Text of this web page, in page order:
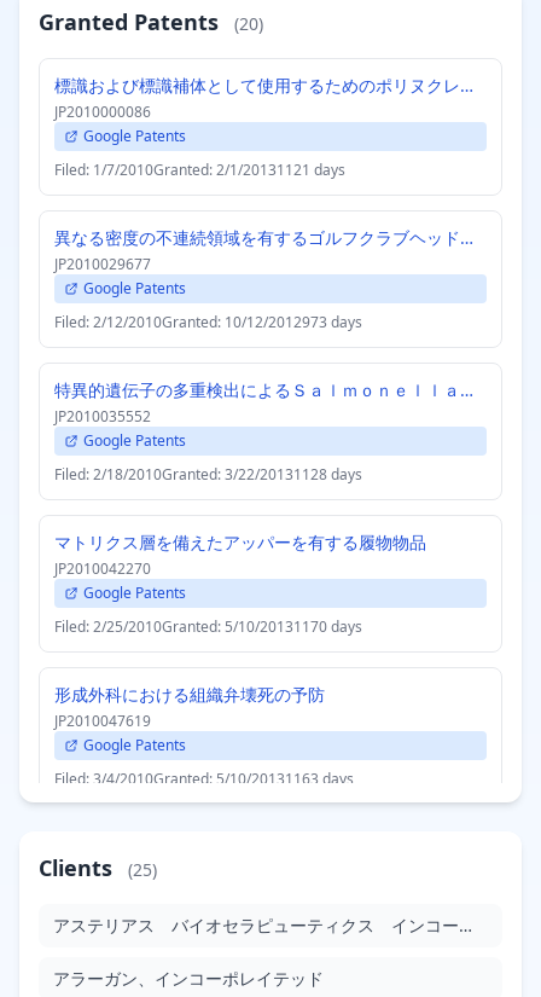
Granted Patents (20)
標識および標識補体として使用するためのポリヌクレオチド、製品、ならびにその使用方法
JP2010000086
Google Patents
Filed: 1/7/2010Granted: 2/1/20131121 days
異なる密度の不連続領域を有するゴルフクラブヘッドまたは他のボール打撃装置
JP2010029677
Google Patents
Filed: 2/12/2010Granted: 10/12/2012973 days
特異的遺伝子の多重検出によるＳａｌｍｏｎｅｌｌａＴｙｐｈｉｍｕｒｉｕｍの迅速同定法
JP2010035552
Google Patents
Filed: 2/18/2010Granted: 3/22/20131128 days
マトリクス層を備えたアッパーを有する履物物品
JP2010042270
Google Patents
Filed: 2/25/2010Granted: 5/10/20131170 days
形成外科における組織弁壊死の予防
JP2010047619
Google Patents
Filed: 3/4/2010Granted: 5/10/20131163 days
JP2010048812
Filed: 3/4/2010 Granted: 4/26/20131149 days
Clients (25)
アステリアス バイオセラピューティクス インコーポレイテッド
アラーガン、インコーポレイテッド